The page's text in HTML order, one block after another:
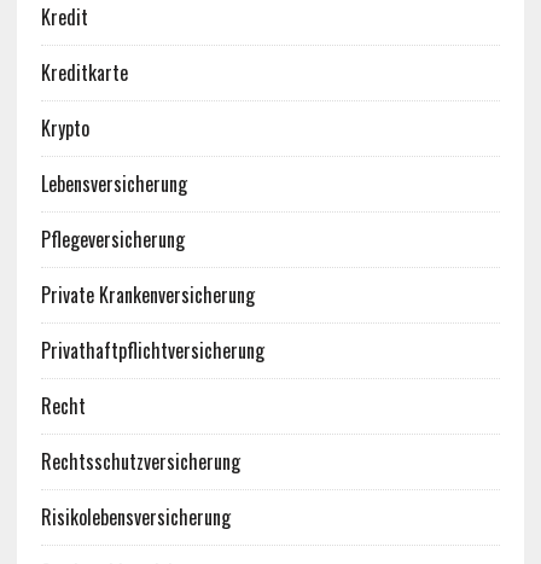
Kredit
Kreditkarte
Krypto
Lebensversicherung
Pflegeversicherung
Private Krankenversicherung
Privathaftpflichtversicherung
Recht
Rechtsschutzversicherung
Risikolebensversicherung